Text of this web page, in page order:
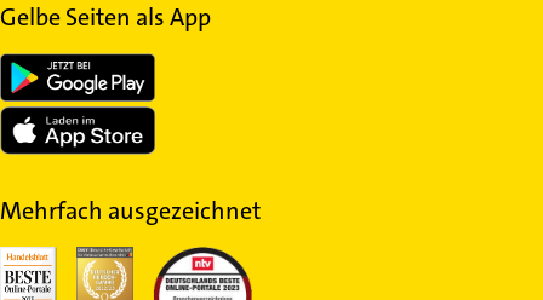
Gelbe Seiten als App
Mehrfach ausgezeichnet